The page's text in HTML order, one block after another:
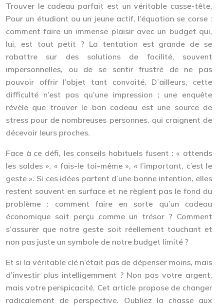
Trouver le cadeau parfait est un véritable casse-tête.
Pour un étudiant ou un jeune actif, l’équation se corse :
comment faire un immense plaisir avec un budget qui,
lui, est tout petit ? La tentation est grande de se
rabattre sur des solutions de facilité, souvent
impersonnelles, ou de se sentir frustré de ne pas
pouvoir offrir l’objet tant convoité. D’ailleurs, cette
difficulté n’est pas qu’une impression ; une enquête
révèle que trouver le bon cadeau est une source de
stress pour de nombreuses personnes, qui craignent de
décevoir leurs proches.
Face à ce défi, les conseils habituels fusent : « attends
les soldes », « fais-le toi-même », « l’important, c’est le
geste ». Si ces idées partent d’une bonne intention, elles
restent souvent en surface et ne règlent pas le fond du
problème : comment faire en sorte qu’un cadeau
économique soit perçu comme un trésor ? Comment
s’assurer que notre geste soit réellement touchant et
non pas juste un symbole de notre budget limité ?
Et si la véritable clé n’était pas de dépenser moins, mais
d’investir plus intelligemment ? Non pas votre argent,
mais votre perspicacité. Cet article propose de changer
radicalement de perspective. Oubliez la chasse aux